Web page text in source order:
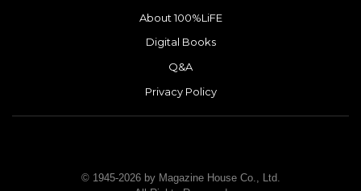
About 100%LiFE
Digital Books
Q&A
Privacy Policy
© 1945-2026 by Magazine House Co., Ltd.